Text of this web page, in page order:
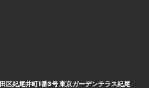
紀尾井町1番3号 東京ガーデンテラス紀尾